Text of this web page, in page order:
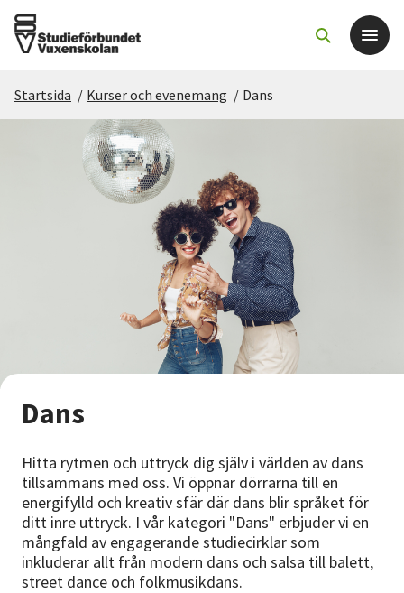
Det här gör vi
För dig som
Sök kurser och evenemang
Starta studiecirkel
Nyheter
Avdelningar
Lyssna
Startsida / Kurser och evenemang / Dans
Dans
Hitta rytmen och uttryck dig själv i världen av dans
tillsammans med oss. Vi öppnar dörrarna till en
energifylld och kreativ sfär där dans blir språket för
ditt inre uttryck. I vår kategori "Dans" erbjuder vi en
mångfald av engagerande studiecirklar som
inkluderar allt från modern dans och salsa till balett,
street dance och folkmusikdans.